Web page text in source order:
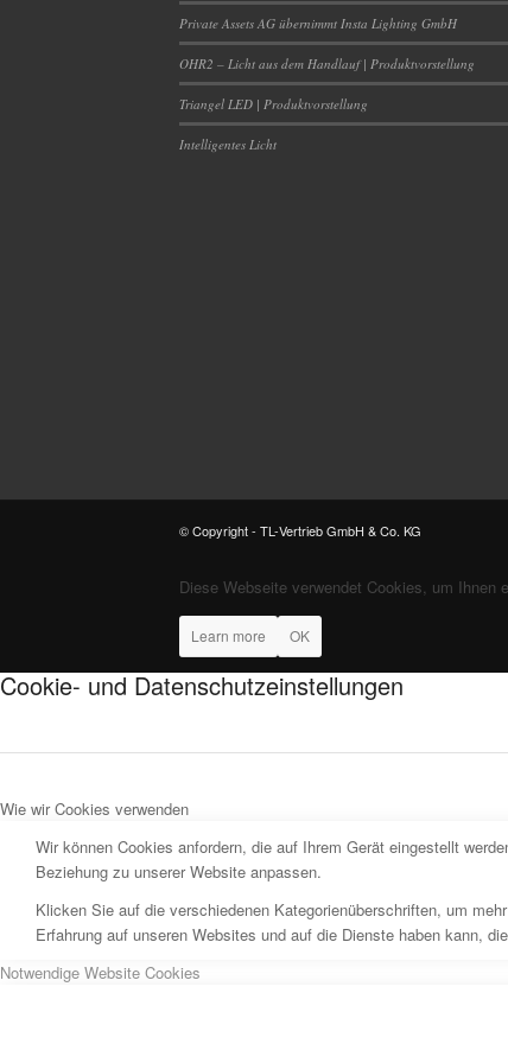
Private Assets AG übernimmt Insta Lighting GmbH
OHR2 – Licht aus dem Handlauf | Produktvorstellung
Triangel LED | Produktvorstellung
Intelligentes Licht
© Copyright - TL-Vertrieb GmbH & Co. KG
Diese Webseite verwendet Cookies, um Ihnen
Learn more OK
Cookie- und Datenschutzeinstellungen
Wie wir Cookies verwenden
Wir können Cookies anfordern, die auf Ihrem Gerät eingestellt
Beziehung zu unserer Website anpassen.
Klicken Sie auf die verschiedenen Kategorienüberschriften, um
Erfahrung auf unseren Websites und auf die Dienste haben kann,
Notwendige Website Cookies